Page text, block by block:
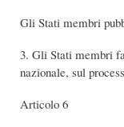
Gli Stati membri
3. Gli Stati membri
nazionale, sul
Articolo 6